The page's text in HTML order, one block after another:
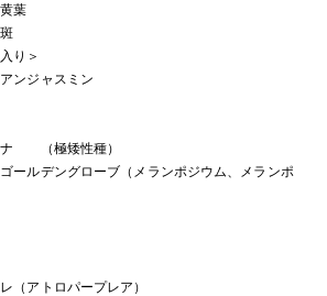
葉
り＞
ンジャスミン
ナ （極矮性種）
ールデングローブ（メランポジウム、メランポ
（アトロパープレア）